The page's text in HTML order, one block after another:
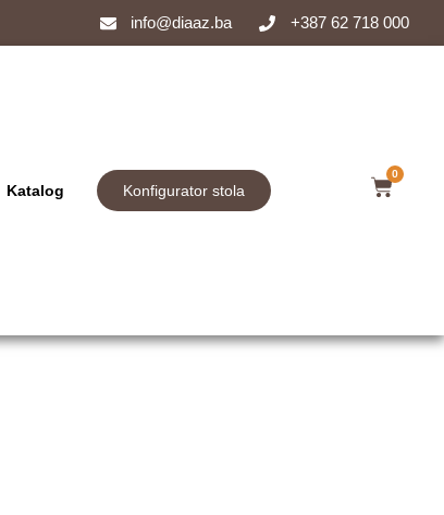
info@diaaz.ba +387 62 718 000
Katalog Konfigurator stola
0